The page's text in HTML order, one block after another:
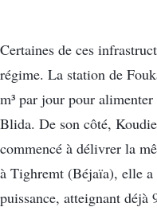
Certaines de ces
régime. La station de
m³ par jour pour
Blida. De son côté,
commencé à délivrer la
à Tighremt (Béjaïa), elle a
puissance, atteignant déjà